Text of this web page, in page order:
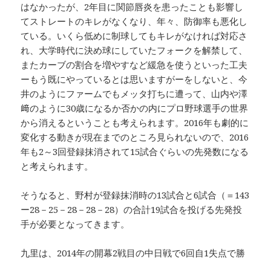
はなかったが、2年目に関節唇炎を患ったことも影響し
てストレートのキレがなくなり、年々、防御率も悪化し
ている。いくら低めに制球してもキレがなければ対応さ
れ、大学時代に決め球にしていたフォークを解禁して、
またカーブの割合を増やすなど緩急を使うといった工夫
ーもう既にやっているとは思いますがーをしないと、今
井のようにファームでもメッタ打ちに遭って、山内や澤
﨑のように30歳になるか否かの内にプロ野球選手の世界
から消えるということも考えられます。2016年も劇的に
変化する動きが現在までのところ見られないので、2016
年も2～3回登録抹消されて15試合ぐらいの先発数になる
と考えられます。
そうなると、野村が登録抹消時の13試合と6試合（＝143
ー28－25－28－28－28）の合計19試合を投げる先発投
手が必要となってきます。
九里は、2014年の開幕2戦目の中日戦で6回自1失点で勝